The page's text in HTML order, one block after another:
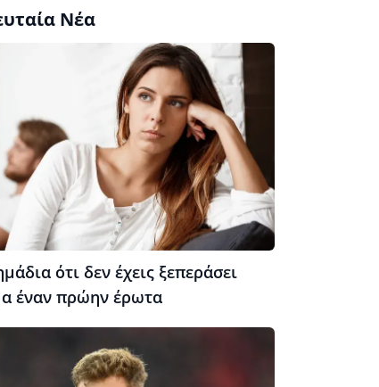
Νέα
ότι δεν έχεις ξεπεράσει
έναν πρώην έρωτα